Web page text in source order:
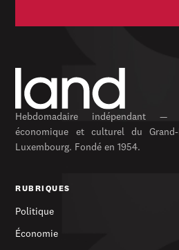
Hebdomadaire indépendant —
économique et culturel du Grand-
Luxembourg. Fondé en 1954.
RUBRIQUES
Politique
Économie